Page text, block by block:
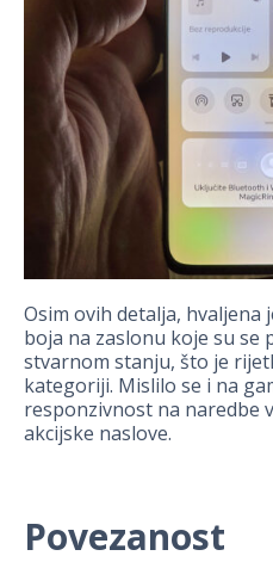
Osim ovih detalja,
boja na zaslonu koje su se
stvarnom stanju, što je
kategoriji. Mislilo se i na
responzivnost na naredbe
akcijske naslove.
Povezanost